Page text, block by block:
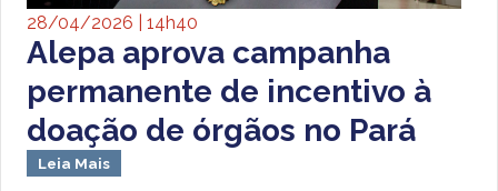
28/04/2026 | 14h40
Alepa aprova campanha
permanente de incentivo à
doação de órgãos no Pará
Leia Mais